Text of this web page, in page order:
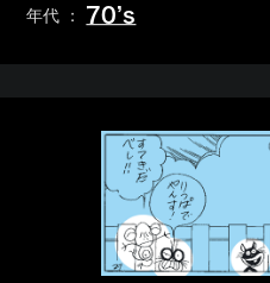
年代 ： 70’s